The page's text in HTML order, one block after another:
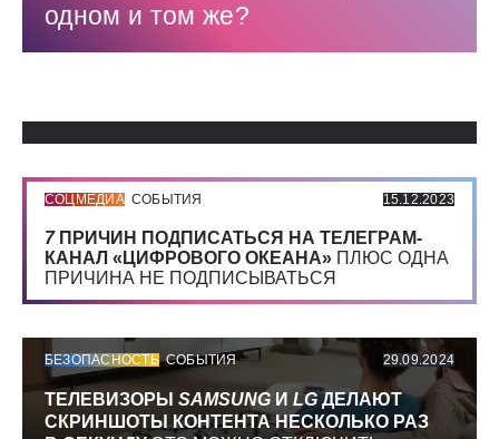
одном и том же?
СОЦМЕДИА СОБЫТИЯ 15.12.2023
7 ПРИЧИН ПОДПИСАТЬСЯ НА ТЕЛЕГРАМ-
КАНАЛ «ЦИФРОВОГО ОКЕАНА» ПЛЮС ОДНА
ПРИЧИНА НЕ ПОДПИСЫВАТЬСЯ
БЕЗОПАСНОСТЬ СОБЫТИЯ 29.09.2024
ТЕЛЕВИЗОРЫ SAMSUNG И LGДЕЛАЮТ
СКРИНШОТЫ КОНТЕНТА НЕСКОЛЬКО РАЗ